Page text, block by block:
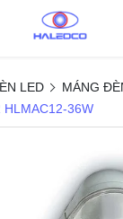
LED MÁNG
36W